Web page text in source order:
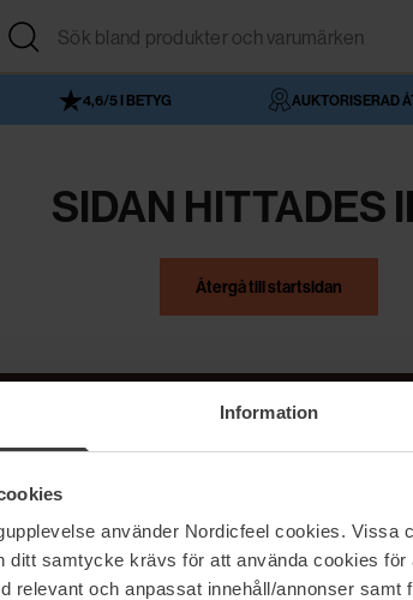
Information
använder Nordicfeel cookies. Vissa
ditt samtycke krävs för att använda cookies
relevant och anpassat innehåll/annonser
4,6/5 I BETYG AUKTORISERAD
SIDAN HITTADES
Återgå till startsidan
NordicFeel
Vår butik
Våra varumärken